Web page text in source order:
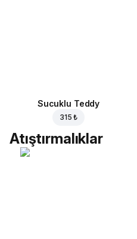
Sucuklu Teddy
315 ₺
Atıştırmalıklar